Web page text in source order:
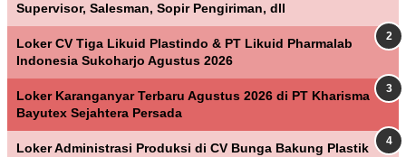
Supervisor, Salesman, Sopir Pengiriman, dll
Loker CV Tiga Likuid Plastindo & PT Likuid Pharmalab
Indonesia Sukoharjo Agustus 2026
Loker Karanganyar Terbaru Agustus 2026 di PT Kharisma
Bayutex Sejahtera Persada
Loker Administrasi Produksi di CV Bunga Bakung Plastik